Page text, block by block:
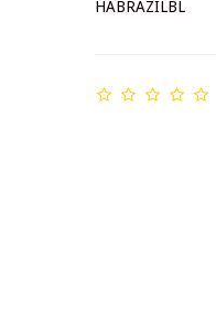
HABRAZILBL